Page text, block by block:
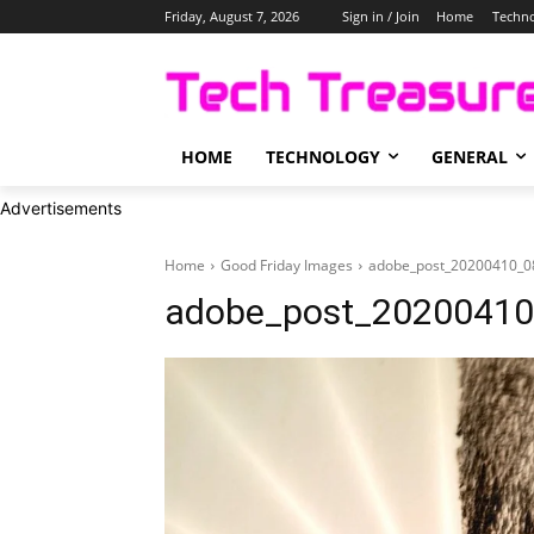
Friday, August 7, 2026 Sign in / Join Home
HOME TECHNOLOGY GENERAL
Advertisements
Home Good Friday Images